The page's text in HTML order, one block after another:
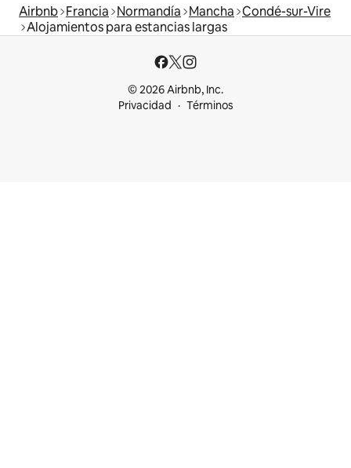
Airbnb Francia Normandía Mancha Condé-sur-Vire
Alojamientos para estancias largas
© 2026 Airbnb, Inc.
Privacidad
Términos